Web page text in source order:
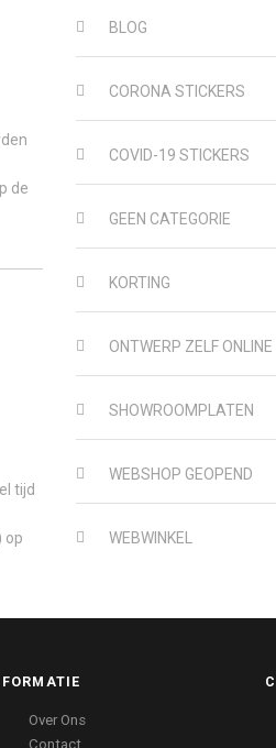
de
tijd
op
BLOG
CORONA STICKERS
COVID-19 STICKERS
GEEN CATEGORIE
KORTING
ONTWERP ZELF ONLINE
SHOWROOMPLATEN
WEBSHOP GEOPEND
WEBWINKEL
Over Ons
Contact